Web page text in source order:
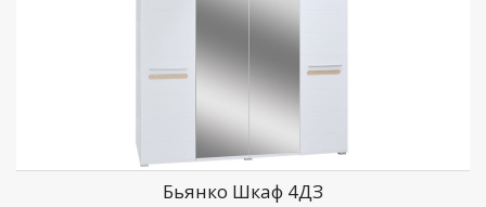
Бьянко Шкаф 4ДЗ